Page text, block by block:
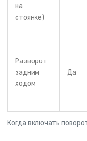
Когда включать
на
стоянке)
Разворот
задним
ходом
Да